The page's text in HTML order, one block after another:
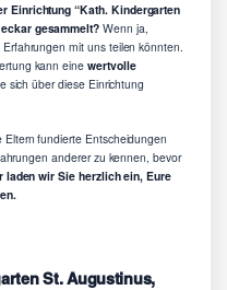
Einrichtung “Kath. Kindergarten
gesammelt?Wenn ja,
mit uns teilen könnten.
kann eine wertvolle
sich über diese Einrichtung
fundierte Entscheidungen
anderer zu kennen, bevor
laden wir Sie herzlich ein, Eure
St. Augustinus,